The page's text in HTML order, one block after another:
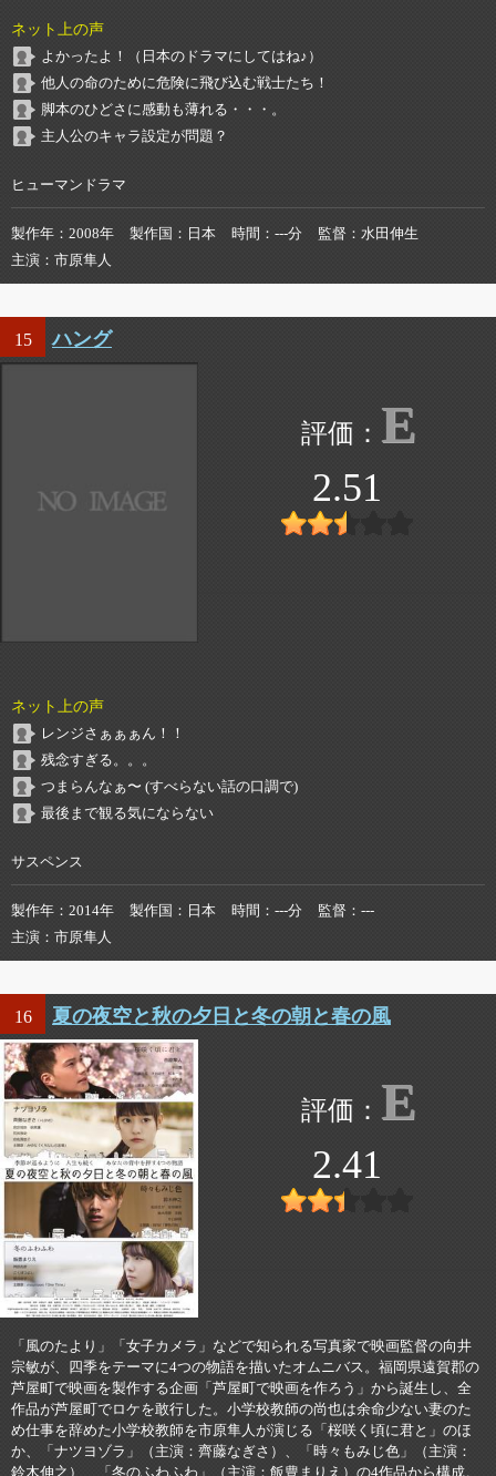
ネット上の声
よかったよ！（日本のドラマにしてはね♪）
他人の命のために危険に飛び込む戦士たち！
脚本のひどさに感動も薄れる・・・。
主人公のキャラ設定が問題？
ヒューマンドラマ
製作年 2008年 製作国 日本 時間 ---分 監督
水田伸生
主演
市原隼人
15 ハング
E
2.51
ネット上の声
レンジさぁぁぁん！！
残念すぎる。。。
つまらんなぁ〜 (すべらない話の口調で)
最後まで観る気にならない
サスペンス
製作年 2014年 製作国 日本 時間 ---分 監督
---
主演
市原隼人
16 夏の夜空と秋の夕日と冬の朝と春の風
E
2.41
「風のたより」「女子カメラ」などで知られる写真家で映画監督の向井
宗敏が、四季をテーマに4つの物語を描いたオムニバス。福岡県遠賀郡の
芦屋町で映画を製作する企画「芦屋町で映画を作ろう」から誕生し、全
作品が芦屋町でロケを敢行した。小学校教師の尚也は余命少ない妻のた
め仕事を辞めた小学校教師を市原隼人が演じる「桜咲く頃に君と」のほ
か、「ナツヨゾラ」（主演：齊藤なぎさ）、「時々もみじ色」（主演：
鈴木伸之）、「冬のふわふわ」（主演：飯豊まりえ）の4作品から構成。